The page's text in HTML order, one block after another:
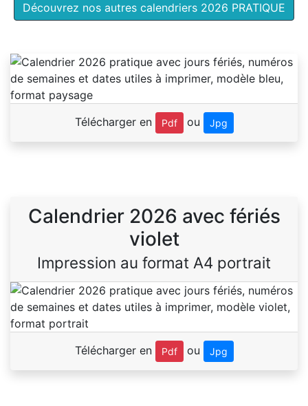
Découvrez nos autres calendriers 2026 PRATIQUE
Télécharger en Pdf ou Jpg
Calendrier 2026 avec fériés
violet
Impression au format A4 portrait
Télécharger en Pdf ou Jpg